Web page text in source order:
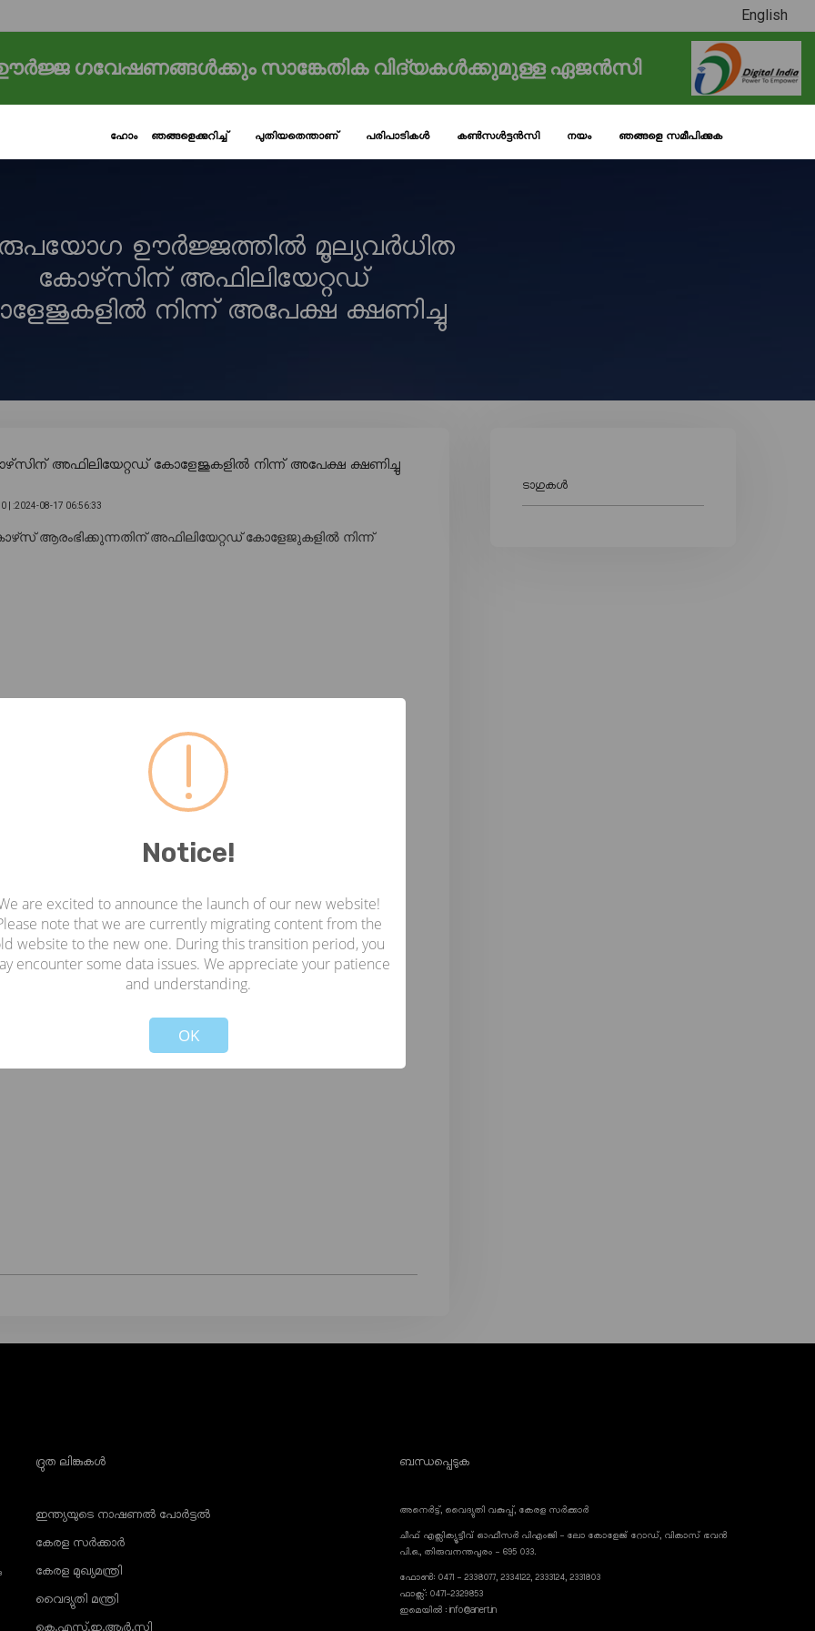
English
ഗവേഷണങ്ങൾക്കും സാങ്കേതിക വിദ്യകൾക്കുമുള്ള ഏജൻസി
ഹോം ഞങ്ങളെക്കുറിച്ച് പുതിയതെന്താണ് പരിപാടികൾ കൺസൾട്ടൻസി നയം ഞങ്ങളെ സമീപിക്കുക
ഊർജ്ജത്തിൽ മൂല്യവർധിത
കോഴ്‌സിന് അഫിലിയേറ്റഡ്
നിന്ന് അപേക്ഷ ക്ഷണിച്ചു
അഫിലിയേറ്റഡ് കോളേജുകളിൽ നിന്ന് അപേക്ഷ ക്ഷണിച്ചു
| :2024-08-17 06:56:33
അഫിലിയേറ്റഡ് കോളേജുകളിൽ നിന്ന്
ടാഗുകൾ
ദ്രുത ലിങ്കുകൾ
ഇന്ത്യയുടെ നാഷണൽ പോർട്ടൽ
കേരള സർക്കാർ
കേരള മുഖ്യമന്ത്രി
വൈദ്യുതി മന്ത്രി
ബന്ധപ്പെടുക
അനെർട്ട്, വൈദ്യുതി വകുപ്പ്, കേരള സർക്കാർ
ചീഫ് എക്സിക്യൂട്ടീവ് ഓഫീസർ പിഎംജി - ലോ കോളേജ് റോഡ്, വികാസ് ഭവൻ
പി.ഒ., തിരുവനന്തപുരം - 695 033.
ഫോൺ: 0471 - 2338077, 2334122, 2333124, 2331803
ഫാക്സ്: 0471-2329853
ഇമെയിൽ : info@anert.in
Notice!
are excited to announce the launch of our new website!
note that we are currently migrating content from the
website to the new one. During this transition period, you
encounter some data issues. We appreciate your patience
and understanding.
OK